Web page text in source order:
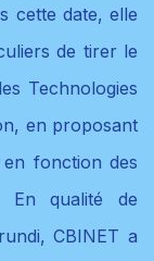
cette date, elle
de tirer le
Technologies
en proposant
fonction des
En qualité de
CBINET a